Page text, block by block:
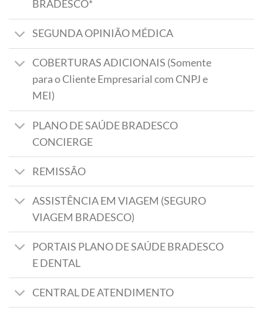
BRADESCO*
SEGUNDA OPINIÃO MÉDICA
COBERTURAS ADICIONAIS (Somente
para o Cliente Empresarial com CNPJ e
MEI)
PLANO DE SAÚDE BRADESCO
CONCIERGE
REMISSÃO
ASSISTÊNCIA EM VIAGEM (SEGURO
VIAGEM BRADESCO)
PORTAIS PLANO DE SAÚDE BRADESCO
E DENTAL
CENTRAL DE ATENDIMENTO